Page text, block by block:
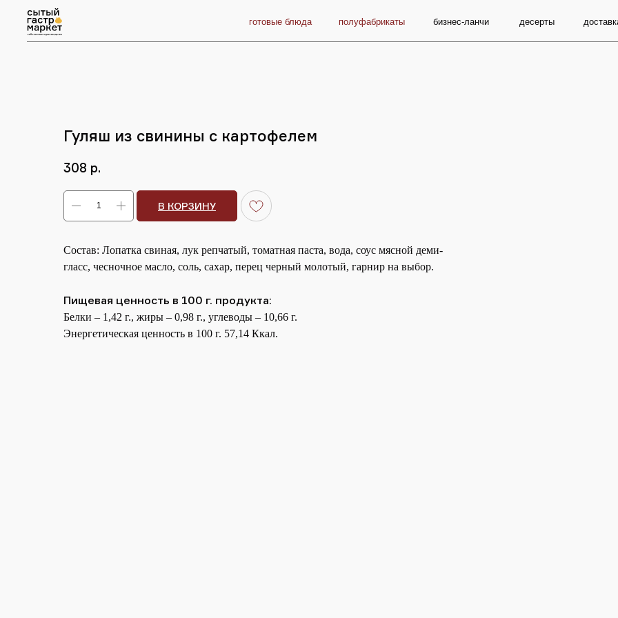
готовые блюда полуфабрикаты бизнес-ланчи доставка и оплата
десерты
Гуляш из свинины с картофелем
308 р.
В КОРЗИНУ
Состав: Лопатка свиная, лук репчатый, томатная паста, вода, соус мясной деми-
гласс, чесночное масло, соль, сахар, перец черный молотый, гарнир на выбор.
Пищевая ценность в 100 г. продукта:
Белки – 1,42 г., жиры – 0,98 г., углеводы – 10,66 г.
Энергетическая ценность в 100 г. 57,14 Ккал.